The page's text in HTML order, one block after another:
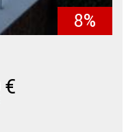
8%
€